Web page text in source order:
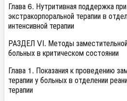
Глава 6. Нутритивная поддержка
экстракорпоральной терапии в
интенсивной терапии
РАЗДЕЛ VI. Методы заместительной
больных в критическом состоянии
Глава 1. Показания к проведению
терапии у больных в отделении
терапии